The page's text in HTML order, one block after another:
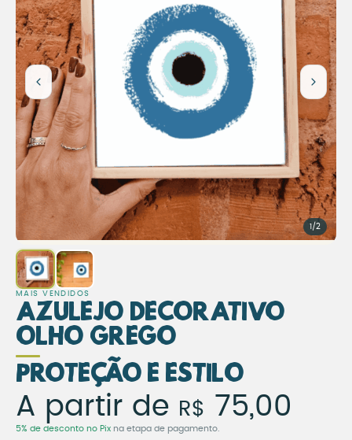
1/2
MAIS VENDIDOS
Azulejo Decorativo
Olho Grego
Proteção e Estilo
Azulejo Decorativo
A partir de R$ 75,00
5% de desconto no Pix na etapa de pagamento.